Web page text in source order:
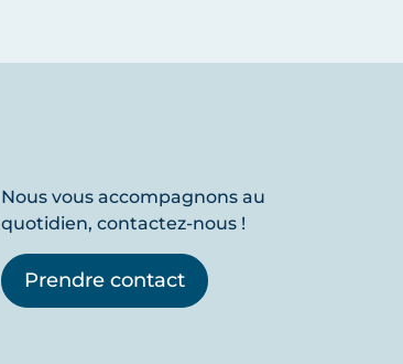
Nous vous accompagnons au
quotidien, contactez-nous !
Prendre contact